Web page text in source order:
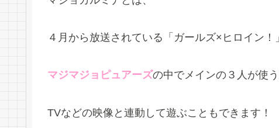
４月から放送されている「ガールズ×ヒロイン！
マジマジョピュアーズの中でメインの３人が使
TVなどの映像と連動して遊ぶこともできます！